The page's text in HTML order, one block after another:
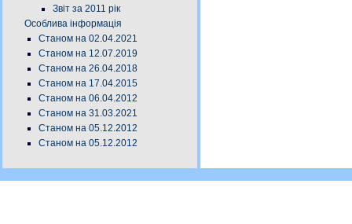
Звіт за 2011 рік
Особлива інформація
Станом на 02.04.2021
Станом на 12.07.2019
Станом на 26.04.2018
Станом на 17.04.2015
Станом на 06.04.2012
Станом на 31.03.2021
Станом на 05.12.2012
Станом на 05.12.2012